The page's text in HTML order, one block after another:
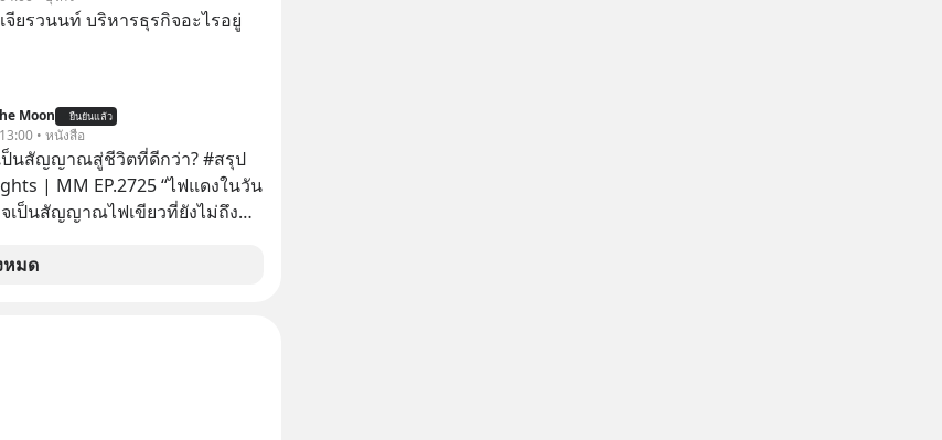
ยรวนนท์ บริหารธุรกิจอะไรอยู่
Moon ยืนยันแล้ว
• หนังสือ
ป็นสัญญาณสู่ชีวิตที่ดีกว่า? #สรุป
| MM EP.2725 “ไฟแดงในวัน
เป็นสัญญาณไฟเขียวที่ยังไม่ถึง
งินค่าตัวหนังรอมคอมที่สูงถึง 14.5
หมด